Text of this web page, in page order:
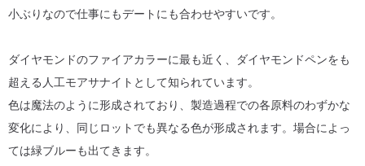
小ぶりなので仕事にもデートにも合わせやすいです。
ダイヤモンドのファイアカラーに最も近く、ダイヤモンドペンをも
超える人工モアサナイトとして知られています。
色は魔法のように形成されており、製造過程での各原料のわずかな
変化により、同じロットでも異なる色が形成されます。場合によっ
ては緑ブルーも出てきます。